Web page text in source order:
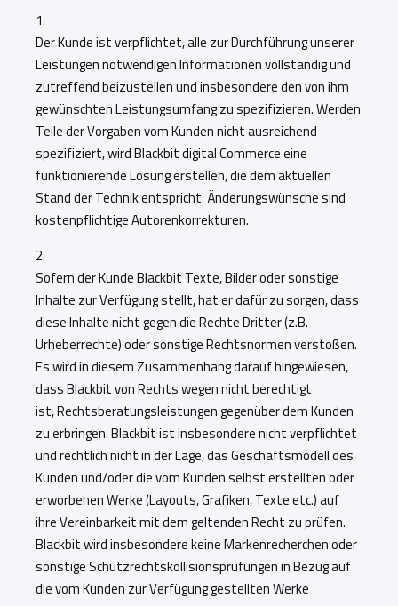
1.
Der Kunde ist verpflichtet, alle zur Durchführung unserer
Leistungen notwendigen Informationen vollständig und
zutreffend beizustellen und insbesondere den von ihm
gewünschten Leistungsumfang zu spezifizieren. Werden
Teile der Vorgaben vom Kunden nicht ausreichend
spezifiziert, wird Blackbit digital Commerce eine
funktionierende Lösung erstellen, die dem aktuellen
Stand der Technik entspricht. Änderungswünsche sind
kostenpflichtige Autorenkorrekturen.
2.
Sofern der Kunde Blackbit Texte, Bilder oder sonstige
Inhalte zur Verfügung stellt, hat er dafür zu sorgen, dass
diese Inhalte nicht gegen die Rechte Dritter (z.B.
Urheberrechte) oder sonstige Rechtsnormen verstoßen.
Es wird in diesem Zusammenhang darauf hingewiesen,
dass Blackbit von Rechts wegen nicht berechtigt
ist,Rechtsberatungsleistungen gegenüber dem Kunden
zu erbringen. Blackbit ist insbesondere nicht verpflichtet
und rechtlich nicht in der Lage, das Geschäftsmodell des
Kunden und/oder die vom Kunden selbst erstellten oder
erworbenen Werke (Layouts, Grafiken, Texte etc.) auf
ihre Vereinbarkeit mit dem geltenden Recht zu prüfen.
Blackbit wird insbesondere keine Markenrecherchen oder
sonstige Schutzrechtskollisionsprüfungen in Bezug auf
die vom Kunden zur Verfügung gestellten Werke